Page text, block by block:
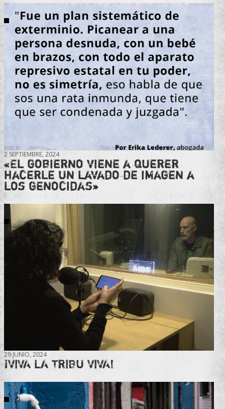
2 SEPTIEMBRE, 2024
«El gobierno viene a querer
hacerle un lavado de imagen a
los genocidas»
29 JUNIO, 2024
¡VIVA LA TRIBU VIVA!